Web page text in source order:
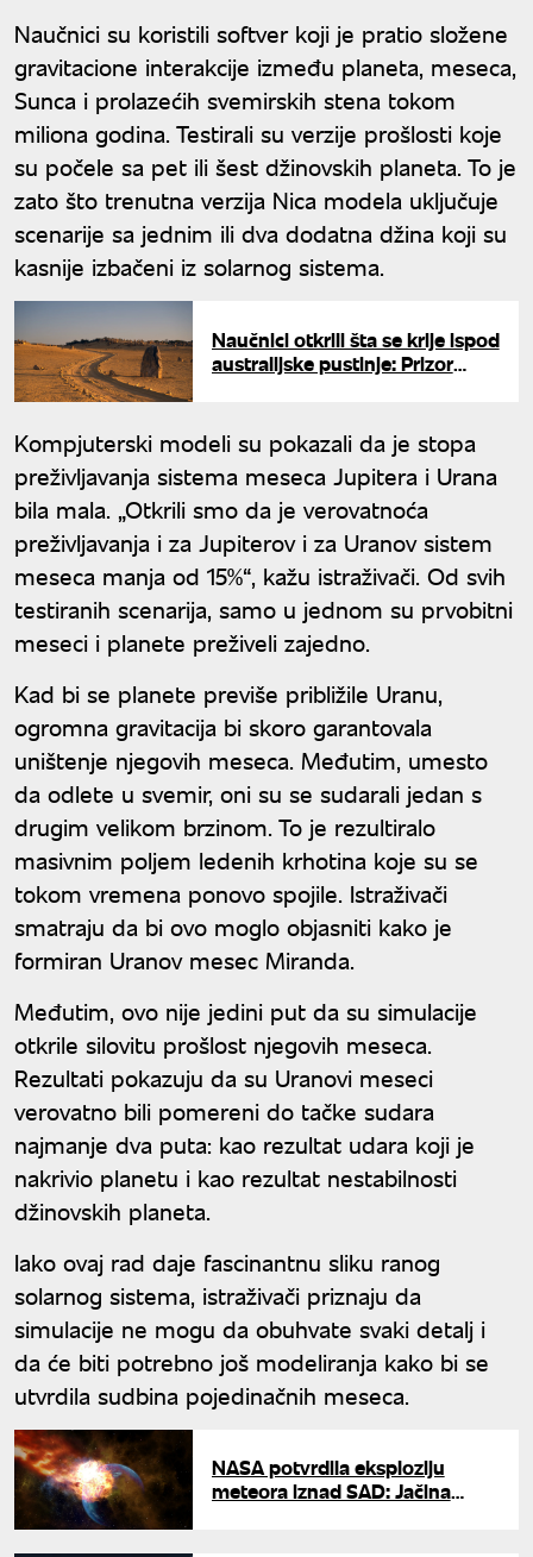
Naučnici su koristili softver koji je pratio složene
gravitacione interakcije između planeta, meseca,
Sunca i prolazećih svemirskih stena tokom
miliona godina. Testirali su verzije prošlosti koje
su počele sa pet ili šest džinovskih planeta. To je
zato što trenutna verzija Nica modela uključuje
scenarije sa jednim ili dva dodatna džina koji su
kasnije izbačeni iz solarnog sistema.
Naučnici otkrili šta se krije ispod
australijske pustinje: Prizor
Kompjuterski modeli su pokazali da je stopa
preživljavanja sistema meseca Jupitera i Urana
bila mala. „Otkrili smo da je verovatnoća
preživljavanja i za Jupiterov i za Uranov sistem
meseca manja od 15%“, kažu istraživači. Od svih
testiranih scenarija, samo u jednom su prvobitni
meseci i planete preživeli zajedno.
Kad bi se planete previše približile Uranu,
ogromna gravitacija bi skoro garantovala
uništenje njegovih meseca. Međutim, umesto
da odlete u svemir, oni su se sudarali jedan s
drugim velikom brzinom. To je rezultiralo
masivnim poljem ledenih krhotina koje su se
tokom vremena ponovo spojile. Istraživači
smatraju da bi ovo moglo objasniti kako je
formiran Uranov mesec Miranda.
Međutim, ovo nije jedini put da su simulacije
otkrile silovitu prošlost njegovih meseca.
Rezultati pokazuju da su Uranovi meseci
verovatno bili pomereni do tačke sudara
najmanje dva puta: kao rezultat udara koji je
nakrivio planetu i kao rezultat nestabilnosti
džinovskih planeta.
Iako ovaj rad daje fascinantnu sliku ranog
solarnog sistema, istraživači priznaju da
simulacije ne mogu da obuhvate svaki detalj i
da će biti potrebno još modeliranja kako bi se
utvrdila sudbina pojedinačnih meseca.
NASA potvrdila eksploziju
meteora iznad SAD: Jačina